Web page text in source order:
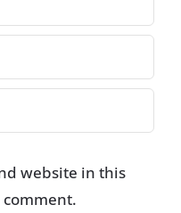
website in this